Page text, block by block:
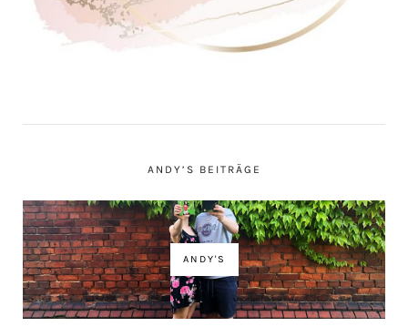
ANDY’S BEITRÄGE
ANDY'S